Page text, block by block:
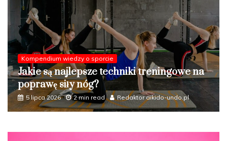
Kompendium wiedzy o sporcie
Jakie formy aktywności fizycznej najlepiej
wpływają na zdrowie układu
oddechowego?
5 czerwca 2026
2 min read
Redaktor aikido-undo.pl